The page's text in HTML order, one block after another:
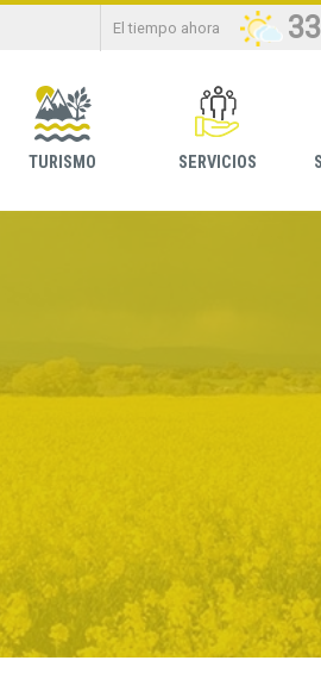
El tiempo ahora
TURISMO SERVICIOS